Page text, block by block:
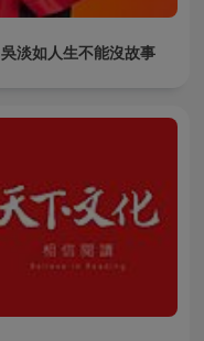
吳淡如人生不能沒故事